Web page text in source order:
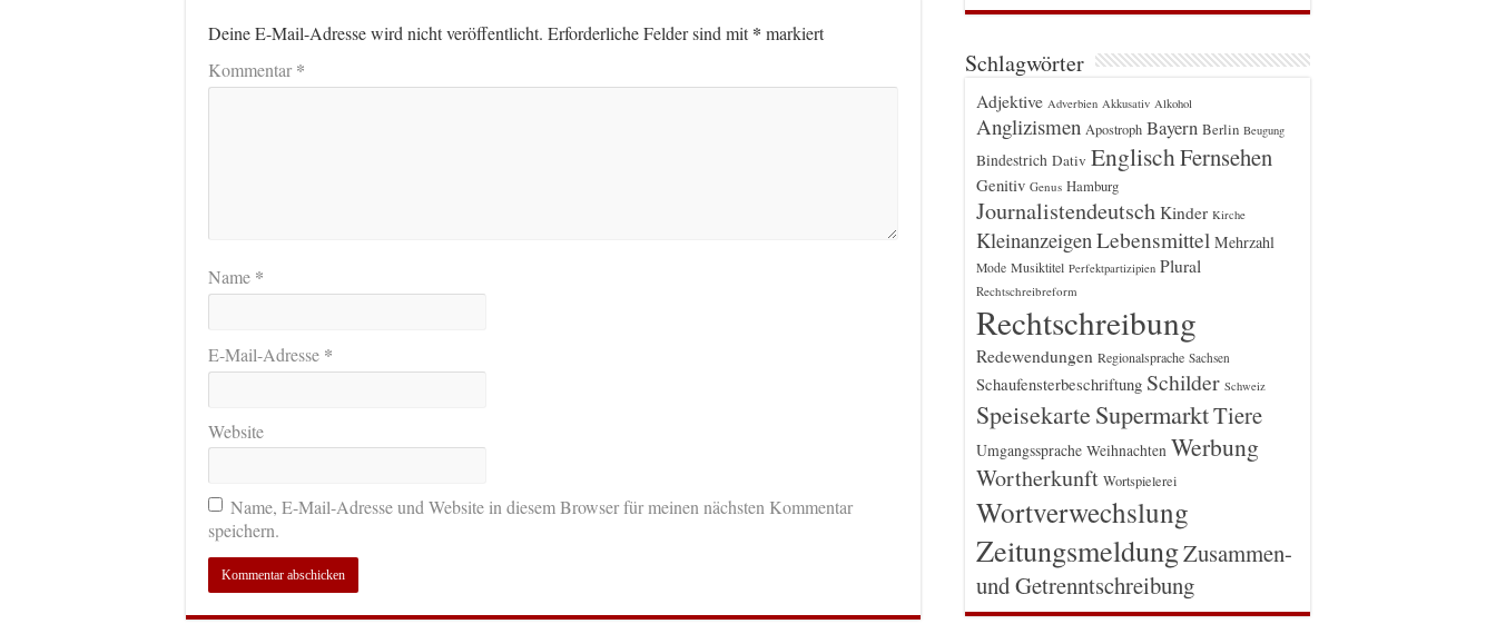
Deine E-Mail-Adresse wird nicht veröffentlicht. Erforderliche Felder sind mit* markiert
Kommentar*
Name *
E-Mail-Adresse *
Website
Name, E-Mail-Adresse und Website in diesem Browser für meinen nächsten Kommentar
speichern.
Schlagwörter
Adjektive Adverbien Akkusativ Alkohol
Anglizismen Apostroph Bayern Berlin Beugung
Bindestrich Dativ EnglischFernsehen
Genitiv Genus Hamburg
Journalistendeutsch Kinder Kirche
Kleinanzeigen Lebensmittel Mehrzahl
Mode Musiktitel Perfektpartizipien Plural
Rechtschreibreform
Rechtschreibung
Redewendungen Regionalsprache Sachsen
Schaufensterbeschriftung Schilder Schweiz
Speisekarte SupermarktTiere
Umgangssprache Weihnachten Werbung
Wortherkunft Wortspielerei
Wortverwechslung
ZeitungsmeldungZusammen-
und Getrenntschreibung